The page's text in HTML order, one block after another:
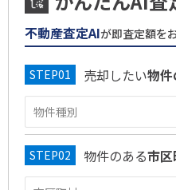
不動産査定AIが即査定額を
売却したい物
物件のある市